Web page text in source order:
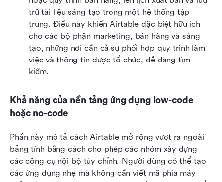
trữ tài liệu sáng tạo trong một hệ thống tập
trung. Điều này khiến Airtable đặc biệt hữu ích
cho các bộ phận marketing, bán hàng và sáng
tạo, những nơi cần cả sự phối hợp quy trình làm
việc và thông tin được tổ chức, dễ dàng tìm
kiếm.
Khả năng của nền tảng ứng dụng low-code
hoặc no-code
Phần này mô tả cách Airtable mở rộng vượt ra ngoài
bảng tính bằng cách cho phép các nhóm xây dựng
các công cụ nội bộ tùy chỉnh. Người dùng có thể tạo
các ứng dụng nhẹ mà không cần viết mã phía máy